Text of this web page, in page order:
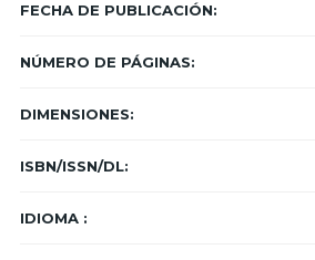
FECHA DE PUBLICACIÓN:
NÚMERO DE PÁGINAS:
DIMENSIONES:
ISBN/ISSN/DL:
IDIOMA :